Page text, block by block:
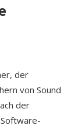
der
von Sound
der